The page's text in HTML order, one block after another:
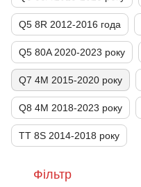
Q5 8R 2012-2016 года
Q5 80A 2020-2023 року
Q7 4M 2015-2020 року
Q8 4M 2018-2023 року
TT 8S 2014-2018 року
Фільтр